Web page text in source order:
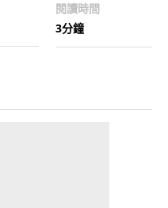
閱讀時間
3分鐘